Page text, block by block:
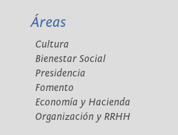
Áreas
Cultura
Bienestar Social
Presidencia
Fomento
Economía y Hacienda
Organización y RRHH